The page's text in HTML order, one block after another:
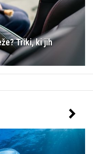
Triki, ki jih